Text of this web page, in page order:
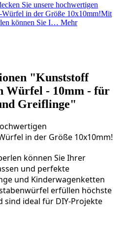
Sie unsere hochwertigen
Würfel in der Größe 10x10mm!Mit
können Sie I… Mehr
"Kunststoff
Würfel - 10mm - für
Greiflinge"
in der Größe 10x10mm!
können Sie Ihrer
und perfekte
und Kinderwagenketten
erfüllen höchste
sind ideal für DIY-Projekte